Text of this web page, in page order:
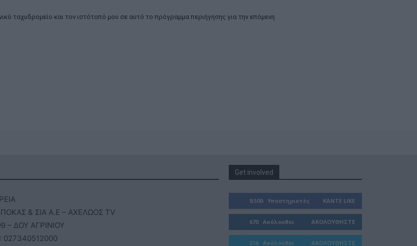
ταχυδρομείο και τον ιστότοπό μου σε αυτό το πρόγραμμα περιήγησης για την επόμενη
& ΣΙΑ Α.Ε – ΑΧΕΛΩΟΣ TV
– ΔΟΥ ΑΓΡΙΝΙΟΥ
Get involved
9,500 Υποστηρικτές ΚΆΝΤΕ LIKE
670 Ακόλουθοι ΑΚΟΛΟΥΘΉΣΤΕ
216 Ακόλουθοι ΑΚΟΛΟΥΘΉΣΤΕ